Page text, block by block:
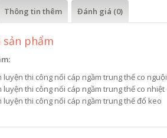
Thông tin thêm Đánh giá (0)
sản phẩm
luyện thi công nối cáp ngầm trung thế co nguội
luyện thi công nối cáp ngầm trung thế co nhiệt
luyện thi công nối cáp ngầm trung thế đổ keo